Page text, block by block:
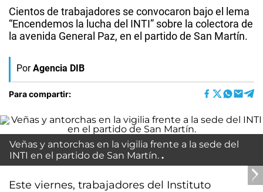
Cientos de trabajadores se convocaron bajo el lema
“Encendemos la lucha del INTI” sobre la colectora de
la avenida General Paz, en el partido de San Martín.
Por Agencia DIB
Para compartir:
Veñas y antorchas en la vigilia frente a la sede del
INTI en el partido de San Martín.
Este viernes, trabajadores del Instituto